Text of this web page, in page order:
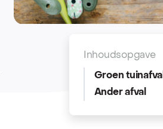
Inhoudsopgave
Groen tuinafval
Ander afval